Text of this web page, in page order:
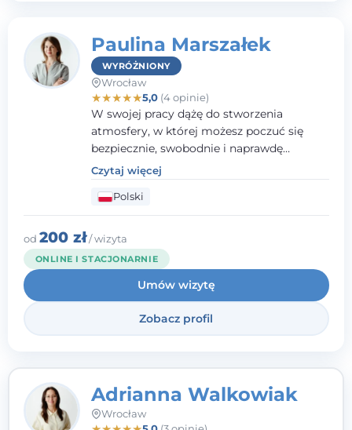
Paulina Marszałek
WYRÓŻNIONY
Wrocław
★★★★★5,0(4 opinie)
W swojej pracy dążę do stworzenia
atmosfery, w której możesz poczuć się
bezpiecznie, swobodnie i naprawdę
wysłuchany(-a). Zależy mi na
towarzyszeniu Ci w drodze do większego
dobrostanu, lepszego poznania siebie oraz
budowania wartościowych i
satysfakcjonujących relacji - zarówno z
innymi, jak i z samym sobą. Możliwość
bycia częścią tego procesu traktuję jako
duże wyróżnienie.
Czytaj więcej
Polski
od 200 zł/ wizyta
ONLINE I STACJONARNIE
Umów wizytę
Zobacz profil
Adrianna Walkowiak
Wrocław